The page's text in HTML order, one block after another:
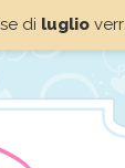
di luglio